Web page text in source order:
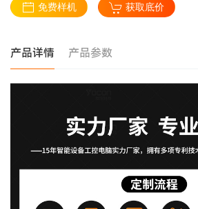
免费样机 获取底价
产品详情 产品参数